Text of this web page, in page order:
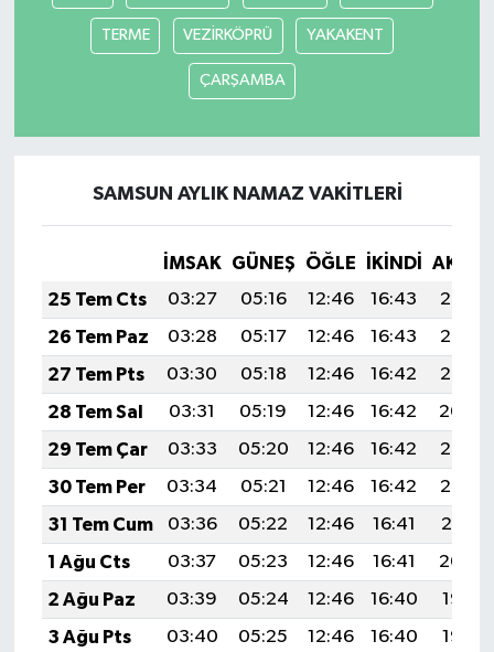
TERME VEZİRKÖPRÜ YAKAKENT
ÇARŞAMBA
SAMSUN AYLIK NAMAZ VAKITLERI
İMSAK GÜNEŞ ÖĞLE İKINDI
25 Tem Cts
03:27 05:16 12:46 16:43
20:07
26 Tem Paz
03:28 05:17 12:46 16:43
20:06
27 Tem Pts
03:30 05:18 12:46 16:42
20:05
28 Tem Sal
03:31 05:19 12:46 16:42
20:04
29 Tem Çar
03:33 05:20 12:46 16:42
20:03
30 Tem Per
03:34 05:21 12:46 16:42
20:02
31 Tem Cum
03:36 05:22 12:46 16:41
20:01
1 Ağu Cts
03:37 05:23 12:46 16:41
20:00
2 Ağu Paz
03:39 05:24 12:46 16:40
19:58
3 Ağu Pts
03:40 05:25 12:46 16:40
19:57